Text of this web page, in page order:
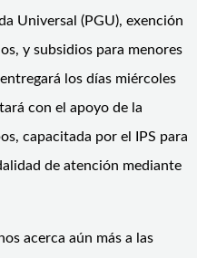
Universal (PGU), exención
y subsidios para menores
los días miércoles
con el apoyo de la
capacitada por el IPS para
de atención mediante
acerca aún más a las